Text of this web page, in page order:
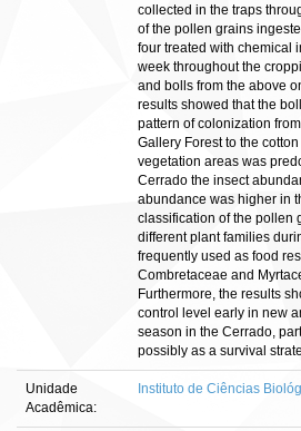
collected in the traps
of the pollen grains
four treated with chemical
week throughout the
and bolls from the above
results showed that the
pattern of colonization
Gallery Forest to the
vegetation areas was
Cerrado the insect
abundance was higher in
classification of the pollen
different plant families
frequently used as food
Combretaceae and
Furthermore, the results
control level early in new
season in the Cerrado,
possibly as a survival
Unidade
Acadêmica:
Instituto de Ciências